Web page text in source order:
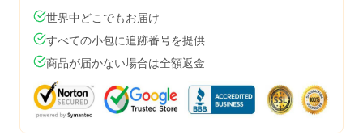
世界中どこでもお届け
すべての小包に追跡番号を提供
商品が届かない場合は全額返金